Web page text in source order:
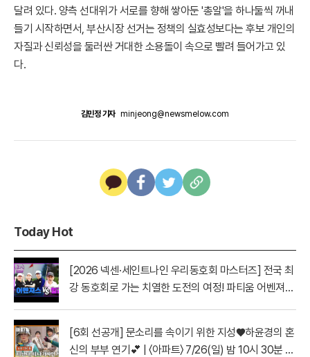
달려 있다. 양측 선대위가 서로를 향해 쌓아둔 '총알'을 하나둘씩 꺼내
들기 시작하면서, 부산시장 선거는 정책의 실효성보다는 후보 개인의
자질과 신뢰성을 둘러싼 거대한 소용돌이 속으로 빨려 들어가고 있
다.
김민정 기자 minjeong@newsmelow.com
Today Hot
[2026 넥센·세인트나인 우리동호회 마스터즈] 전국 최
강 동호회로 가는 치열한 도전의 여정! 파티움 어벤져스
[6회 선공개] 문소리를 속이기 위한 지성♥하윤경의 혼
신의 부부 연기💕 | 〈아파트〉 7/26(일) 밤 10시 30분 방